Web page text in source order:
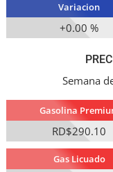
Variacion
+0.00 %
Semana
Gasolina
RD$290.10
Gas Licuado